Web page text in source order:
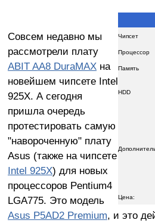
Чипсет
Процессор
Память
HDD
Цена:
Совсем недавно мы
рассмотрели плату
ABIT AA8 DuraMAXна
новейшем чипсете Intel
925X. А сегодня
пришла очередь
протестировать самую
"навороченную" плату
Asus (также на чипсете
Intel 925X) для новых
процессоров Pentium4
LGA775. Это модель
Asus P5AD2 Premium, и это